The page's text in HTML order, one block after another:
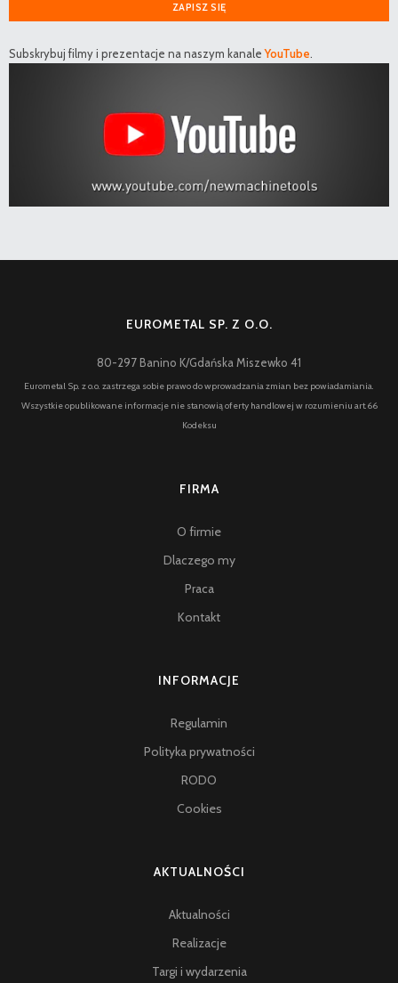
ZAPISZ SIĘ
Subskrybuj filmy i prezentacje na naszym kanaleYouTube
EUROMETAL SP. Z O.O.
80-297 Banino K/Gdańska Miszewko 41
Eurometal Sp. z o.o. zastrzega sobie prawo do wprowadzania zmian bez powiadamiania.
Wszystkie opublikowane informacje nie stanowią oferty handlowej w rozumieniu art.66
Kodeksu
FIRMA
O firmie
Dlaczego my
Praca
Kontakt
INFORMACJE
Regulamin
Polityka prywatności
RODO
Cookies
AKTUALNOŚCI
Aktualności
Realizacje
Targi i wydarzenia